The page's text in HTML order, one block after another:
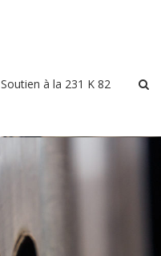
Soutien à la 231 K 82